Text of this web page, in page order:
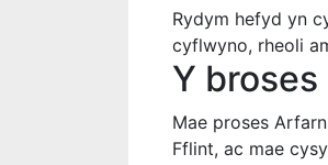
Rydym hefyd yn
cyflwyno, rheoli
Y
Mae proses
Fflint, ac mae